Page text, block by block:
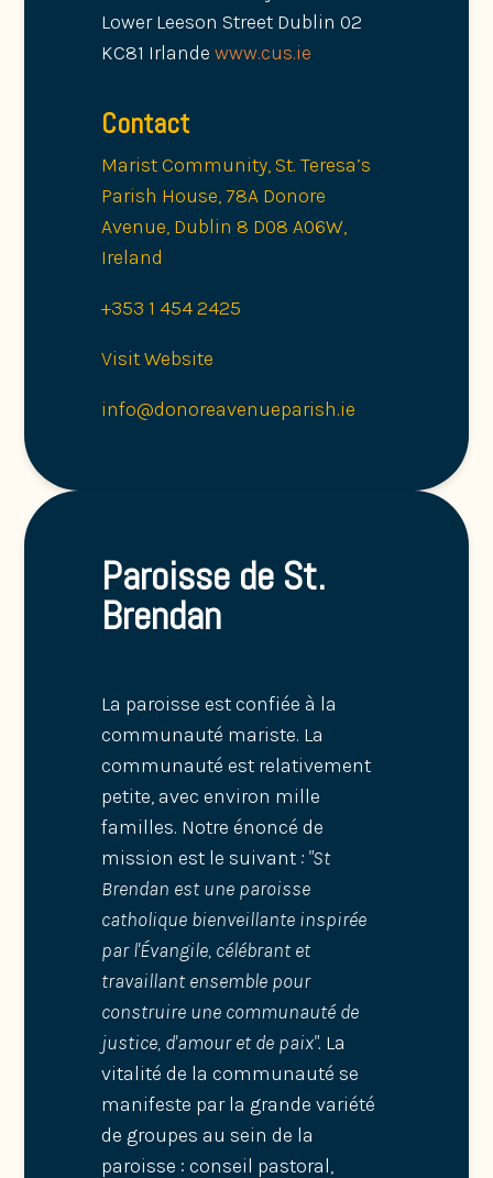
Lower Leeson Street Dublin 02
KC81 Irlandewww.cus.ie
Contact
Marist Community, St. Teresa’s
Parish House, 78A Donore
Avenue, Dublin 8 D08 A06W,
Ireland
+353 1 454 2425
Visit Website
info@donoreavenueparish.ie
Paroisse de St.
Brendan
La paroisse est confiée à la
communauté mariste. La
communauté est relativement
petite, avec environ mille
familles. Notre énoncé de
mission est le suivant : "St
Brendan est une paroisse
catholique bienveillante inspirée
par l'Évangile, célébrant et
travaillant ensemble pour
construire une communauté de
justice, d'amour et de paix". La
vitalité de la communauté se
manifeste par la grande variété
de groupes au sein de la
paroisse : conseil pastoral,